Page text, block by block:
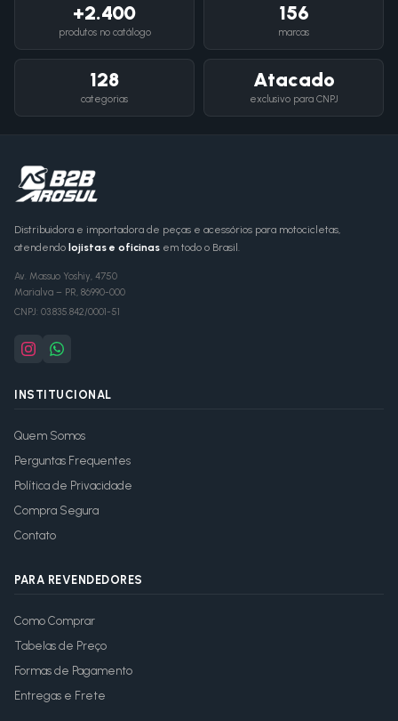
+2.400
produtos no catálogo
156
marcas
128
categorias
Atacado
exclusivo para CNPJ
Distribuidora e importadora de peças e acessórios para motocicletas,
atendendo lojistas e oficinas em todo o Brasil.
Av. Massuo Yoshiy, 4750
Marialva – PR, 86990-000
CNPJ: 03.835.842/0001-51
INSTITUCIONAL
Quem Somos
Perguntas Frequentes
Política de Privacidade
Compra Segura
Contato
PARA REVENDEDORES
Como Comprar
Tabelas de Preço
Formas de Pagamento
Entregas e Frete